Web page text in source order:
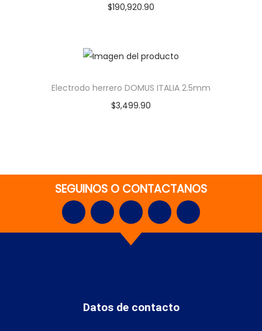
$190,920.90
Electrodo herrero DOMUS ITALIA 2.5mm
$3,499.90
SEGUINOS O CONTACTANOS
Datos de contacto